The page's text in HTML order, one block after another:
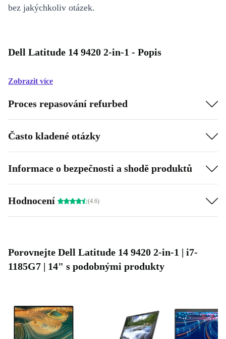
bez jakýchkoliv otázek.
Dell Latitude 14 9420 2-in-1 - Popis
Zobrazit více
Proces repasování refurbed
Často kladené otázky
Informace o bezpečnosti a shodě produktů
Hodnocení (4.6)
Porovnejte Dell Latitude 14 9420 2-in-1 | i7-
1185G7 | 14" s podobnými produkty